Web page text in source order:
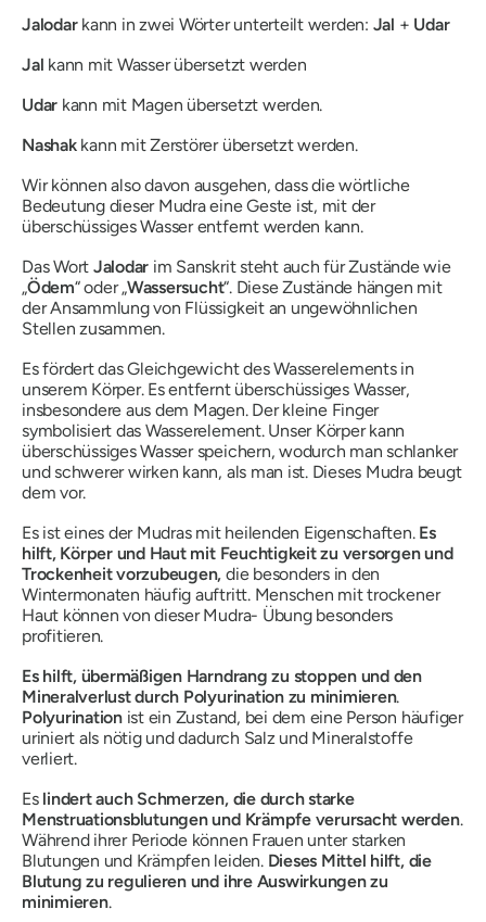
Jalodarkann in zwei Wörter unterteilt werden: Jal + Udar
Jal kann mit Wasser übersetzt werden
Udar kann mit Magen übersetzt werden.
Nashakkann mit Zerstörer übersetzt werden.
Wir können also davon ausgehen, dass die wörtliche
Bedeutung dieser Mudraeine Geste ist, mit der
überschüssiges Wasser entfernt werden kann.
Das Wort Jalodar im Sanskritsteht auch für Zustände wie
„Ödem“ oder „Wassersucht“. Diese Zustände hängen mit
der Ansammlung von Flüssigkeit an ungewöhnlichen
Stellen zusammen.
Es fördert das Gleichgewicht des Wasserelements in
unserem Körper. Es entfernt überschüssiges Wasser,
insbesondere aus dem Magen. Der kleine Finger
symbolisiert das Wasserelement. Unser Körper kann
überschüssiges Wasser speichern, wodurch man schlanker
und schwerer wirken kann, als man ist. Dieses Mudrabeugt
dem vor.
Es ist eines der Mudrasmit heilenden Eigenschaften. Es
hilft, Körper und Haut mit Feuchtigkeit zu versorgen und
Trockenheit vorzubeugen, die besonders in den
Wintermonaten häufig auftritt. Menschen mit trockener
Haut können von dieserMudra- Übung besonders
profitieren.
Es hilft, übermäßigen Harndrang zu stoppen und den
Mineralverlust durch Polyurination zu minimieren.
Polyurinationist ein Zustand, bei dem eine Person häufiger
uriniert als nötig und dadurch Salz und Mineralstoffe
verliert.
Es lindert auch Schmerzen, die durch starke
Menstruationsblutungen und Krämpfe verursacht werden.
Während ihrer Periode können Frauen unter starken
Blutungen und Krämpfen leiden. Dieses Mittel hilft, die
Blutung zu regulieren und ihre Auswirkungen zu
minimieren.